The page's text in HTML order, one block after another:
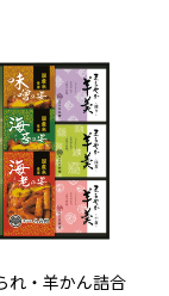
れ・羊かん詰合